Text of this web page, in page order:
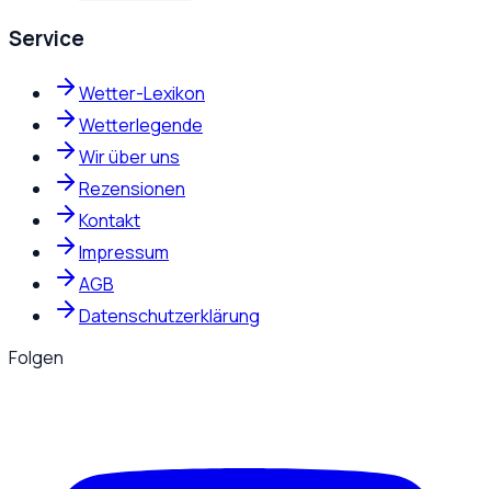
Service
Wetter-Lexikon
Wetterlegende
Wir über uns
Rezensionen
Kontakt
Impressum
AGB
Datenschutzerklärung
Folgen